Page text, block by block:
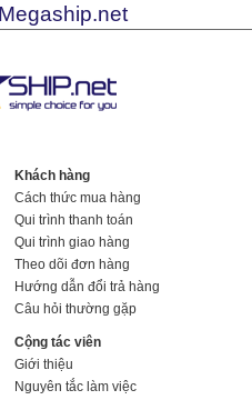
Khách hàng
Cách thức mua hàng
Qui trình thanh toán
Qui trình giao hàng
Theo dõi đơn hàng
Hướng dẫn đổi trả hàng
Câu hỏi thường gặp
Cộng tác viên
Giới thiệu
Nguyên tắc làm việc